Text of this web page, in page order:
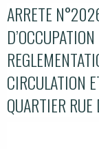
ARRETE
CIRCULATION
QUARTIER RUE